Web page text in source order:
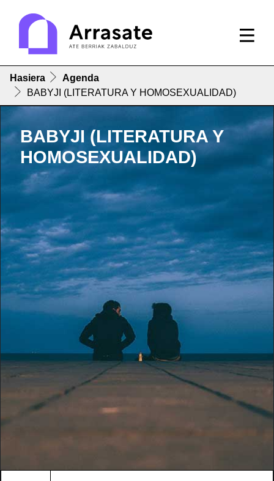
Hasiera
Agenda
BABYJI (LITERATURA Y HOMOSEXUALIDAD)
BABYJI (LITERATURA Y
HOMOSEXUALIDAD)